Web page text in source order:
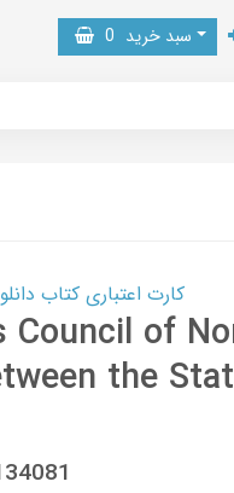
سبد خرید 0
کارت اعتباری کتاب دانلود با 10,000,000 اعتبار دانلود
of
the